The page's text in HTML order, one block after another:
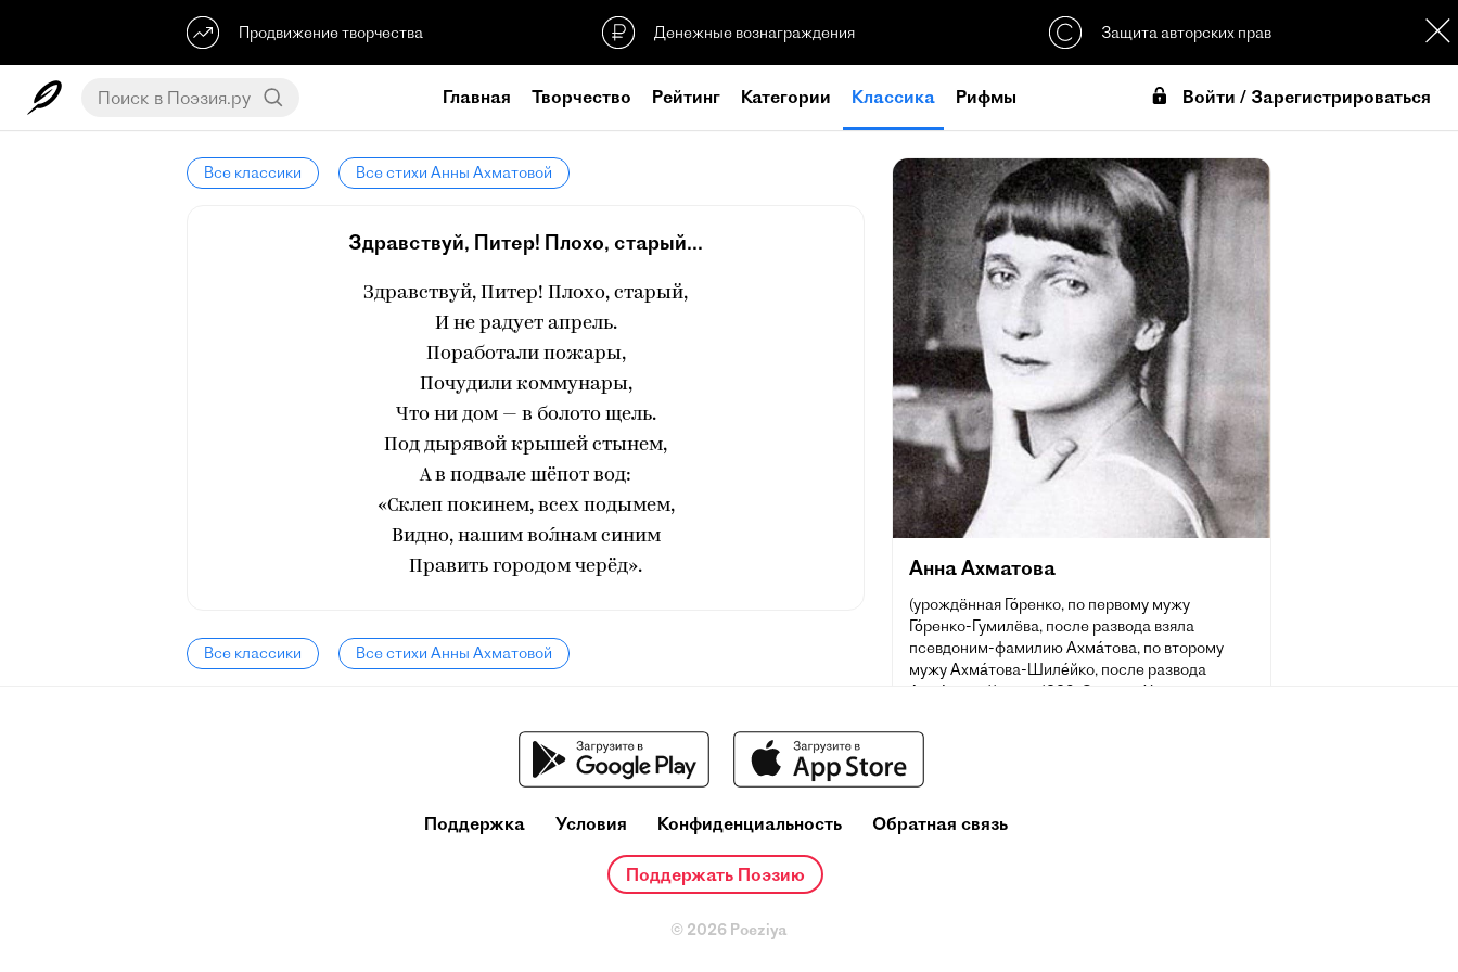
Продвижение творчества Денежные вознаграждения Защита авторских прав
Главная Творчество Рейтинг Категории Классика Рифмы Войти / Зарегистрироваться
Все классики Все стихи Анны Ахматовой
Здравствуй, Питер! Плохо, старый...
Здравствуй, Питер! Плохо, старый,
И не радует апрель.
Поработали пожары,
Почудили коммунары,
Что ни дом — в болото щель.
Под дырявой крышей стынем,
А в подвале шёпот вод:
«Склеп покинем, всех подымем,
Видно, нашим во́лнам синим
Править городом черёд».
Все классики Все стихи Анны Ахматовой
Анна Ахматова
(урождённая Го́ренко, по первому мужу
Го́ренко-Гумилёва, после развода взяла
псевдоним-фамилию Ахма́това, по второму
мужу Ахма́това-Шиле́йко, после развода
Ахма́това; 11 июня 1889, Одесса, Херсонская
Домодедово, Московская область, СССР) —
переводчица и литературовед, одна из
XX века. Была номинирована на Нобелевскую
Поддержка Условия Конфиденциальность Обратная связь
Поддержать Поэзию
© 2026 Poeziya